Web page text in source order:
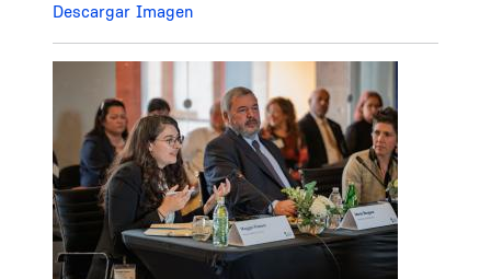
Descargar Imagen